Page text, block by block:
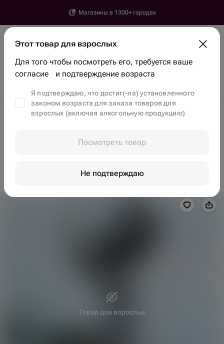
Магазины в 1300+ городах
Город, улица, дом
Найти товары и магазины
Тренды Цветы Бенто-торты Клубника в шоколаде
Доставка цветов в Ереване Вкусные наборы в Ереване
Этого товара пока нет, но вы сможете найти
Товар для взрослых
Этот товар для взрослых
Для того чтобы посмотреть его, требуется ваше
согласие и подтверждение возраста
Я подтверждаю, что достиг(-ла) установленного
законом возраста для заказа товаров для
взрослых (включая алкогольную продукцию)
Не подтверждаю
Посмотреть товар